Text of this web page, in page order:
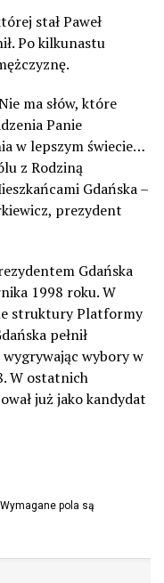
stał Paweł
Po kilkunastu
ma słów, które
Panie
w lepszym świecie…
z Rodziną
Gdańska –
prezydent
Gdańska
1998 roku. W
struktury Platformy
pełnił
wybory w
W ostatnich
już jako kandydat
Wymagane pola są